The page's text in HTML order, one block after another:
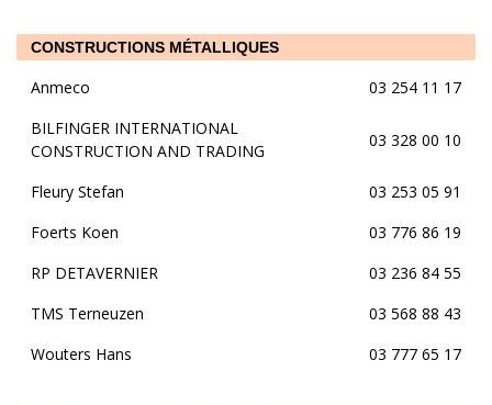
CONSTRUCTIONS MÉTALLIQUES
Anmeco
03 254 11 17
BILFINGER INTERNATIONAL
CONSTRUCTION AND TRADING
03 328 00 10
Fleury Stefan
03 253 05 91
Foerts Koen
03 776 86 19
RP DETAVERNIER
03 236 84 55
TMS Terneuzen
03 568 88 43
Wouters Hans
03 777 65 17